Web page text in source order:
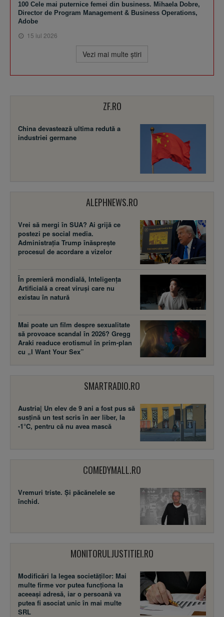
100 Cele mai puternice femei din business. Mihaela Dobre,
Director de Program Management & Business Operations,
Adobe
15 iul 2026
Vezi mai multe ştiri
ZF.RO
China devastează ultima redută a
industriei germane
ALEPHNEWS.RO
Vrei să mergi în SUA? Ai grijă ce
postezi pe social media.
Administrația Trump înăsprește
procesul de acordare a vizelor
În premieră mondială, Inteligența
Artificială a creat viruși care nu
existau în natură
Mai poate un film despre sexualitate
să provoace scandal în 2026? Gregg
Araki readuce erotismul în prim-plan
cu „I Want Your Sex”
SMARTRADIO.RO
Austria| Un elev de 9 ani a fost pus să
susţină un test scris în aer liber, la
-1°C, pentru că nu avea mască
COMEDYMALL.RO
Vremuri triste. Şi păcănelele se
închid.
MONITORULJUSTITIEI.RO
Modificări la legea societăţilor: Mai
multe firme vor putea funcţiona la
aceeaşi adresă, iar o persoană va
putea fi asociat unic în mai multe
SRL